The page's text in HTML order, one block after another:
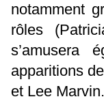
notamment
rôles
s’amusera
apparitions
et Lee Marvin.